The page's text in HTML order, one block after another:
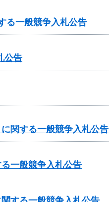
る一般競争入札公告
公告
関する一般競争入札公告
一般競争入札公告